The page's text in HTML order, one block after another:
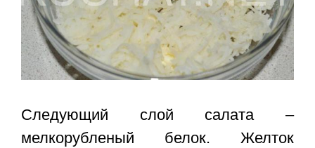
Следующий слой салата –
мелкорубленый белок. Желток